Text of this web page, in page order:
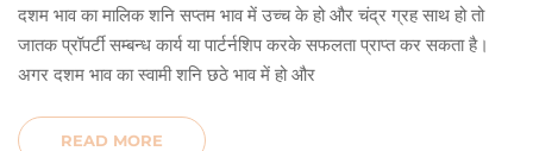
दशम भाव का मालिक शनि सप्तम भाव में उच्च के हो और चंद्र ग्रह साथ हो तो
जातक प्रॉपर्टी सम्बन्ध कार्य या पार्टर्नशिप करके सफलता प्राप्त कर सकता है।
अगर दशम भाव का स्वामी शनि छठे भाव में हो और
READ MORE